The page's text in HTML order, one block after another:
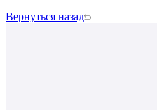
Вернуться назад